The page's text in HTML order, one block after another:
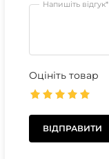
Напишіть відгук*
Оцініть товар